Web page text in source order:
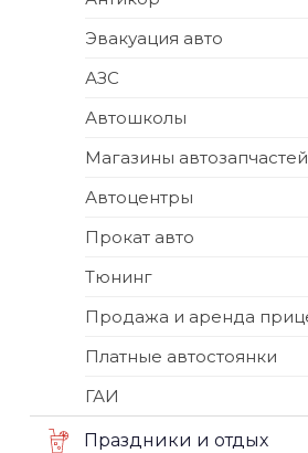
Эвакуация авто
АЗС
Автошколы
Магазины автозапчастей
Автоцентры
Прокат авто
Тюнинг
Продажа и аренда
Платные автостоянки
ГАИ
Праздники и отдых